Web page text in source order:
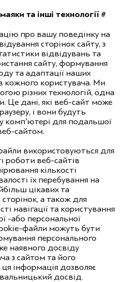
та інші технології #
про вашу поведінку на
сторінок сайту, з
відвідувань та
сайту, формування
та адаптації наших
кожного користувача. Ми
різних технологій, одна
Це дані, які веб-сайт може
і вони будуть
комп'ютері для подальшої
сайтом.
використовуються для
роботи веб-сайтів
кількості
їх перебування на
цікавих та
а також для
навігації та користування
-або персональної
файли можуть бути
персонального
наявного досвіду
з сайтом та його
інформація дозволяє
досвід.